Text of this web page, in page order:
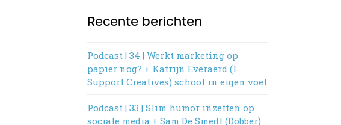
Recente berichten
Podcast | 34 | Werkt marketing op
papier nog? + Katrijn Everaerd (I
Support Creatives) schoot in eigen voet
Podcast | 33 | Slim humor inzetten op
sociale media + Sam De Smedt (Dobber)